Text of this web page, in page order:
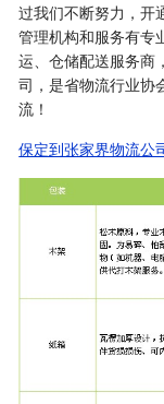
过我们不断努力，开
管理机构和服务有专
运、仓储配送服务商
司，是省物流行业协
流！
保定到张家界物流公